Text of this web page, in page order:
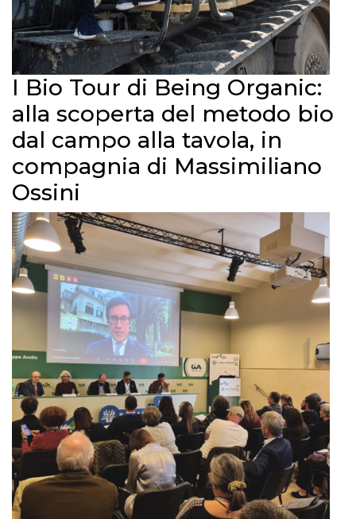
I Bio Tour di Being Organic:
alla scoperta del metodo bio
dal campo alla tavola, in
compagnia di Massimiliano
Ossini